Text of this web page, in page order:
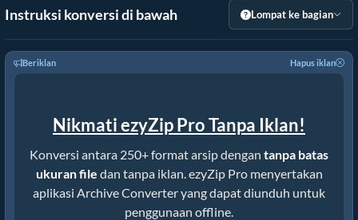
Instruksi konversi di bawah Lompat ke bagian
Beriklan Hapus iklan
Nikmati ezyZip Pro Tanpa Iklan!
Konversi antara 250+ format arsip dengan tanpa batas
ukuran file dan tanpa iklan. ezyZip Pro menyertakan
aplikasi Archive Converter yang dapat diunduh untuk
penggunaan offline.